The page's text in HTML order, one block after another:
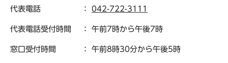
代表電話 ： 042-722-3111
代表電話受付時間 ： 午前7時から午後7時
窓口受付時間 ： 午前8時30分から午後5時